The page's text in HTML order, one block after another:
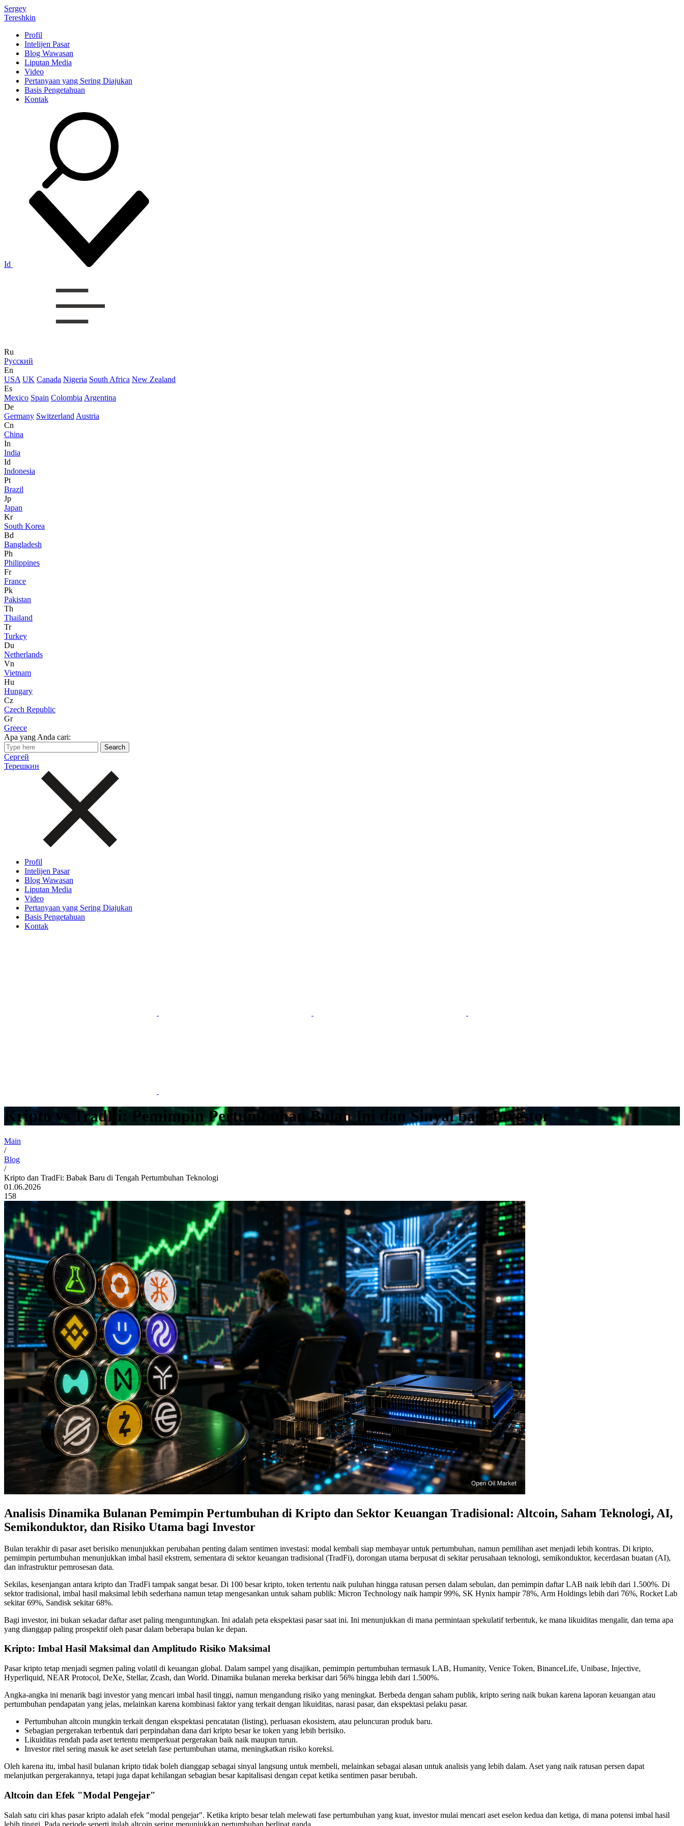
Sergey
Tereshkin
Profil
Intelijen Pasar
Blog Wawasan
Liputan Media
Video
Pertanyaan yang Sering Diajukan
Basis Pengetahuan
Kontak
Id
Ru
Русский
En
USA UK Canada Nigeria South Africa New Zealand
Es
Mexico Spain Colombia Argentina
De
Germany Switzerland Austria
Cn
China
In
India
Id
Indonesia
Pt
Brazil
Jp
Japan
Kr
South Korea
Bd
Bangladesh
Ph
Philippines
Fr
France
Pk
Pakistan
Th
Thailand
Tr
Turkey
Du
Netherlands
Vn
Vietnam
Hu
Hungary
Cz
Czech Republic
Gr
Greece
Apa yang Anda cari:
Сергей
Терешкин
Profil
Intelijen Pasar
Blog Wawasan
Liputan Media
Video
Pertanyaan yang Sering Diajukan
Basis Pengetahuan
Kontak
Kripto vs TradFi: Pemimpin Pertumbuhan Bulan Ini dan Sinyal bagi Investor
Main
/
Blog
/
Kripto dan TradFi: Babak Baru di Tengah Pertumbuhan Teknologi
01.06.2026
158
Analisis Dinamika Bulanan Pemimpin Pertumbuhan di Kripto dan Sektor Keuangan Tradisional: Altcoin, Saham Teknologi, AI,
Semikonduktor, dan Risiko Utama bagi Investor
Bulan terakhir di pasar aset berisiko menunjukkan perubahan penting dalam sentimen investasi: modal kembali siap membayar untuk pertumbuhan, namun pemilihan aset menjadi lebih kontras. Di kripto,
pemimpin pertumbuhan menunjukkan imbal hasil ekstrem, sementara di sektor keuangan tradisional (TradFi), dorongan utama berpusat di sekitar perusahaan teknologi, semikonduktor, kecerdasan buatan (AI),
dan infrastruktur pemrosesan data.
Sekilas, kesenjangan antara kripto dan TradFi tampak sangat besar. Di 100 besar kripto, token tertentu naik puluhan hingga ratusan persen dalam sebulan, dan pemimpin daftar LAB naik lebih dari 1.500%. Di
sektor tradisional, imbal hasil maksimal lebih sederhana namun tetap mengesankan untuk saham publik: Micron Technology naik hampir 99%, SK Hynix hampir 78%, Arm Holdings lebih dari 76%, Rocket Lab
sekitar 69%, Sandisk sekitar 68%.
Bagi investor, ini bukan sekadar daftar aset paling menguntungkan. Ini adalah peta ekspektasi pasar saat ini. Ini menunjukkan di mana permintaan spekulatif terbentuk, ke mana likuiditas mengalir, dan tema apa
yang dianggap paling prospektif oleh pasar dalam beberapa bulan ke depan.
Kripto: Imbal Hasil Maksimal dan Amplitudo Risiko Maksimal
Pasar kripto tetap menjadi segmen paling volatil di keuangan global. Dalam sampel yang disajikan, pemimpin pertumbuhan termasuk LAB, Humanity, Venice Token, BinanceLife, Unibase, Injective,
Hyperliquid, NEAR Protocol, DeXe, Stellar, Zcash, dan World. Dinamika bulanan mereka berkisar dari 56% hingga lebih dari 1.500%.
Angka-angka ini menarik bagi investor yang mencari imbal hasil tinggi, namun mengandung risiko yang meningkat. Berbeda dengan saham publik, kripto sering naik bukan karena laporan keuangan atau
pertumbuhan pendapatan yang jelas, melainkan karena kombinasi faktor yang terkait dengan likuiditas, narasi pasar, dan ekspektasi pelaku pasar.
Pertumbuhan altcoin mungkin terkait dengan ekspektasi pencatatan (listing), perluasan ekosistem, atau peluncuran produk baru.
Sebagian pergerakan terbentuk dari perpindahan dana dari kripto besar ke token yang lebih berisiko.
Likuiditas rendah pada aset tertentu memperkuat pergerakan baik naik maupun turun.
Investor ritel sering masuk ke aset setelah fase pertumbuhan utama, meningkatkan risiko koreksi.
Oleh karena itu, imbal hasil bulanan kripto tidak boleh dianggap sebagai sinyal langsung untuk membeli, melainkan sebagai alasan untuk analisis yang lebih dalam. Aset yang naik ratusan persen dapat
melanjutkan pergerakannya, tetapi juga dapat kehilangan sebagian besar kapitalisasi dengan cepat ketika sentimen pasar berubah.
Altcoin dan Efek "Modal Pengejar"
Salah satu ciri khas pasar kripto adalah efek "modal pengejar". Ketika kripto besar telah melewati fase pertumbuhan yang kuat, investor mulai mencari aset eselon kedua dan ketiga, di mana potensi imbal hasil
lebih tinggi. Pada periode seperti itulah altcoin sering menunjukkan pertumbuhan berlipat ganda.